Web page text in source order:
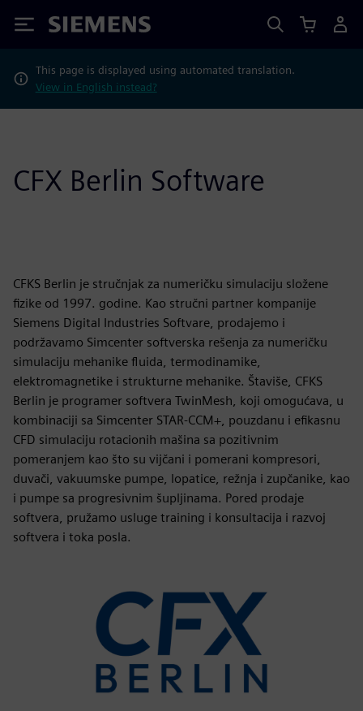
Siemens
This page is displayed using automated translation.
View in English instead?
CFX Berlin Software
CFKS Berlin je stručnjak za numeričku simulaciju složene
fizike od 1997. godine. Kao stručni partner kompanije
Siemens Digital Industries Softvare, prodajemo i
podržavamo Simcenter softverska rešenja za numeričku
simulaciju mehanike fluida, termodinamike,
elektromagnetike i strukturne mehanike. Štaviše, CFKS
Berlin je programer softvera TwinMesh, koji omogućava, u
kombinaciji sa Simcenter STAR-CCM+, pouzdanu i efikasnu
CFD simulaciju rotacionih mašina sa pozitivnim
pomeranjem kao što su vijčani i pomerani kompresori,
duvači, vakuumske pumpe, lopatice, režnja i zupčanike, kao
i pumpe sa progresivnim šupljinama. Pored prodaje
softvera, pružamo usluge training i konsultacija i razvoj
softvera i toka posla.